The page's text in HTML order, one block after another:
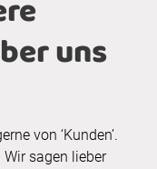
uns
von ‘Kunden’.
sagen lieber